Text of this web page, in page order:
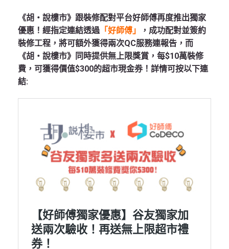
《胡‧說樓市》跟裝修配對平台好師傅再度推出獨家
優惠！經指定連結透過「好師傅」
，成功配對並簽約
裝修工程，將可額外獲得兩次QC服務連報告，而
《胡‧說樓市》同時提供無上限獎賞，每$10萬裝修
費，可獲得價值$300的超市現金券！詳情可按以下連
結: